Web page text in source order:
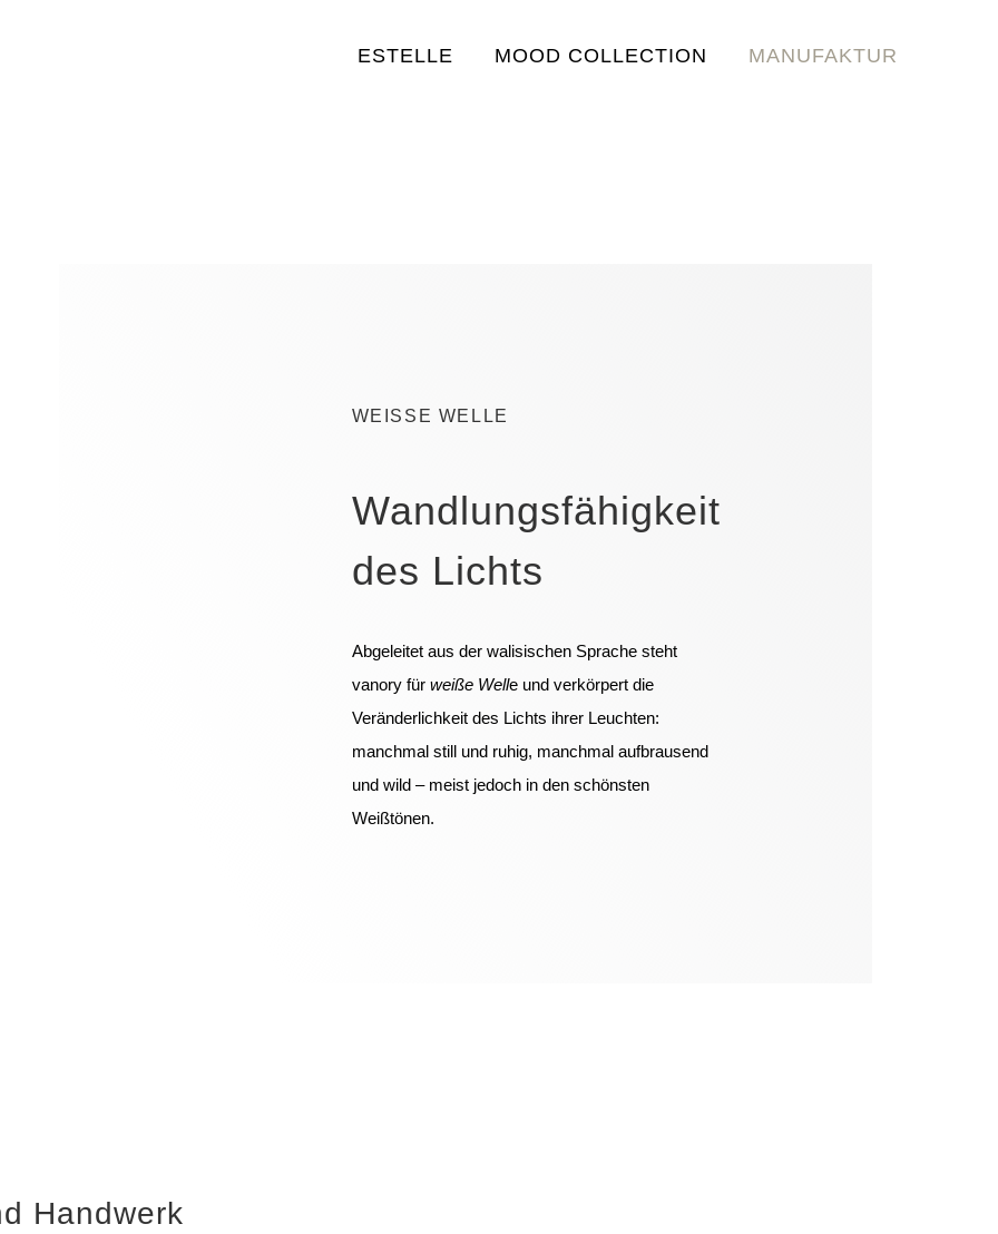
ESTELLE MOOD COLLECTION MANUFAKTUR
WEISSE WELLE
Wandlungsfähigkeit
des Lichts
Abgeleitet aus der walisischen Sprache steht
vanory für weiße Welle und verkörpert die
Veränderlichkeit des Lichts ihrer Leuchten:
manchmal still und ruhig, manchmal aufbrausend
und wild – meist jedoch in den schönsten
Weißtönen.
Handwerk